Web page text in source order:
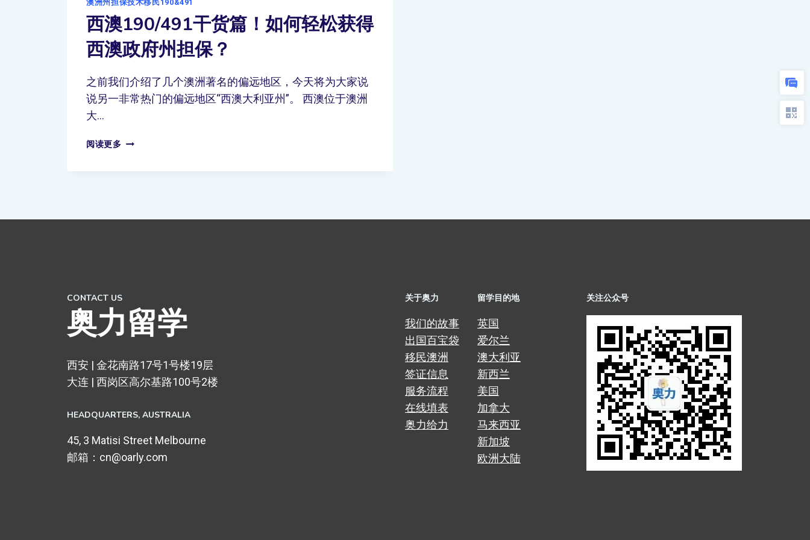
澳洲州担保技术移民190&491
西澳190/491干货篇！如何轻松获得
西澳政府州担保？
之前我们介绍了几个澳洲著名的偏远地区，今天将为大家说
说另一非常热门的偏远地区“西澳大利亚州”。 西澳位于澳洲
大…
阅读更多
CONTACT US
奥力留学
西安 | 金花南路17号1号楼19层
大连 | 西岗区高尔基路100号2楼
HEADQUARTERS​, AUSTRALIA
45, 3 Matisi Street Melbourne
邮箱：cn@oarly.com
关于奥力
我们的故事
出国百宝袋
移民澳洲
签证信息
服务流程
在线填表
奥力给力
留学目的地
英国
爱尔兰
澳大利亚
新西兰
美国
加拿大
马来西亚
新加坡
欧洲大陆
关注公众号